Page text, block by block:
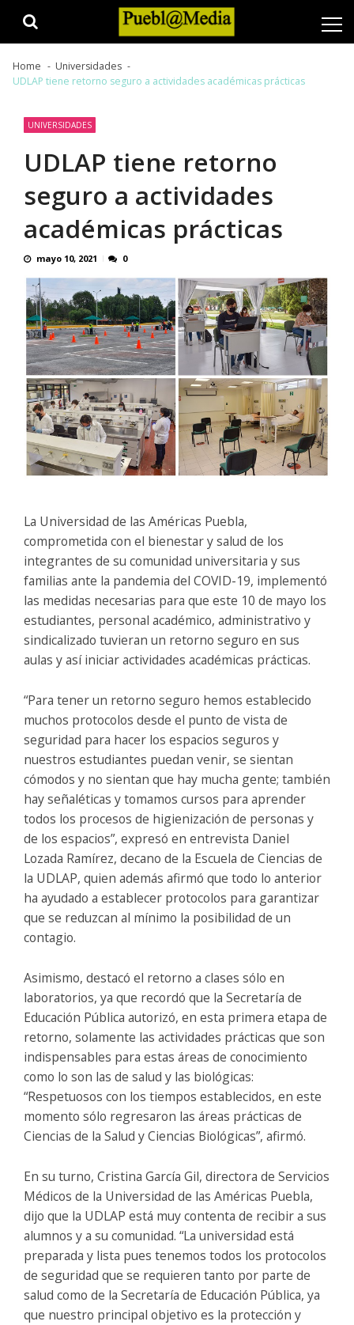
Home
Universidades
UDLAP tiene retorno seguro a actividades académicas prácticas
UNIVERSIDADES
UDLAP tiene retorno
seguro a actividades
académicas prácticas
mayo 10, 2021 0
La Universidad de las Américas Puebla,
comprometida con el bienestar y salud de los
integrantes de su comunidad universitaria y sus
familias ante la pandemia del COVID-19, implementó
las medidas necesarias para que este 10 de mayo los
estudiantes, personal académico, administrativo y
sindicalizado tuvieran un retorno seguro en sus
aulas y así iniciar actividades académicas prácticas.
“Para tener un retorno seguro hemos establecido
muchos protocolos desde el punto de vista de
seguridad para hacer los espacios seguros y
nuestros estudiantes puedan venir, se sientan
cómodos y no sientan que hay mucha gente; también
hay señaléticas y tomamos cursos para aprender
todos los procesos de higienización de personas y
de los espacios”, expresó en entrevista Daniel
Lozada Ramírez, decano de la Escuela de Ciencias de
la UDLAP, quien además afirmó que todo lo anterior
ha ayudado a establecer protocolos para garantizar
que se reduzcan al mínimo la posibilidad de un
contagio.
Asimismo, destacó el retorno a clases sólo en
laboratorios, ya que recordó que la Secretaría de
Educación Pública autorizó, en esta primera etapa de
retorno, solamente las actividades prácticas que son
indispensables para estas áreas de conocimiento
como lo son las de salud y las biológicas:
“Respetuosos con los tiempos establecidos, en este
momento sólo regresaron las áreas prácticas de
Ciencias de la Salud y Ciencias Biológicas”, afirmó.
En su turno, Cristina García Gil, directora de Servicios
Médicos de la Universidad de las Américas Puebla,
dijo que la UDLAP está muy contenta de recibir a sus
alumnos y a su comunidad. “La universidad está
preparada y lista pues tenemos todos los protocolos
de seguridad que se requieren tanto por parte de
salud como de la Secretaría de Educación Pública, ya
que nuestro principal objetivo es la protección y